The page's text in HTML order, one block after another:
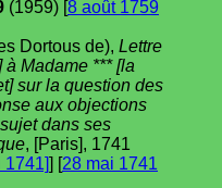
(1959) [8 août 1759
Dortous de), Lettre
Madame *** [la
sur la question des
aux objections
dans ses
, [Paris], 1741
1741]] [28 mai 1741